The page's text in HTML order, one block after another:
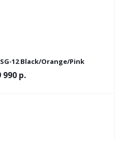
12 Black/Orange/Pink
990 р.